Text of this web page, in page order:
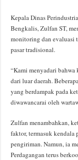
Kepala Dinas
Bengkalis, Zulfan ST,
monitoring dan evaluasi
pasar tradisional.
“Kami menyadari
dari luar daerah.
yang berdampak pada
diwawancarai oleh
Zulfan menambahkan,
faktor, termasuk kendala
pengiriman. Namun, ia
Perdagangan terus